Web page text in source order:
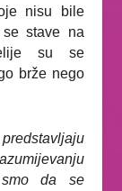
nisu bile
se stave na
su se
brže nego
smo da se